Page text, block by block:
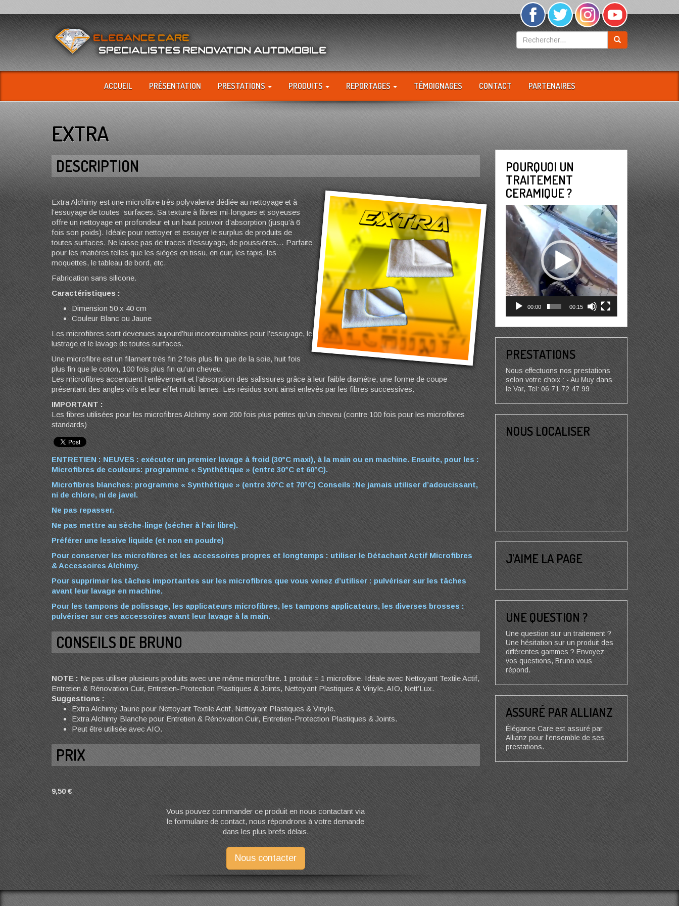
ACCUEIL PRÉSENTATION PRESTATIONS PRODUITS REPORTAGES TÉMOIGNAGES CONTACT PARTENAIRES
EXTRA
DESCRIPTION
Extra Alchimy est une microfibre très polyvalente dédiée au nettoyage et à
l’essuyage de toutes surfaces. Sa texture à fibres mi-longues et soyeuses
offre un nettoyage en profondeur et un haut pouvoir d’absorption (jusqu’à 6
fois son poids). Idéale pour nettoyer et essuyer le surplus de produits de
toutes surfaces. Ne laisse pas de traces d’essuyage, de poussières… Parfaite
pour les matières telles que les sièges en tissu, en cuir, les tapis, les
moquettes, le tableau de bord, etc.
Fabrication sans silicone.
Caractéristiques :
Dimension 50 x 40 cm
Couleur Blanc ou Jaune
Les microfibres sont devenues aujourd’hui incontournables pour l’essuyage, le
lustrage et le lavage de toutes surfaces.
Une microfibre est un filament très fin 2 fois plus fin que de la soie, huit fois
plus fin que le coton, 100 fois plus fin qu’un cheveu.
Les microfibres accentuent l’enlèvement et l’absorption des salissures grâce à leur faible diamètre, une forme de coupe
présentant des angles vifs et leur effet multi-lames. Les résidus sont ainsi enlevés par les fibres successives.
IMPORTANT :
Les fibres utilisées pour les microfibres Alchimy sont 200 fois plus petites qu’un cheveu (contre 100 fois pour les microfibres
standards)
ENTRETIEN : NEUVES :exécuter un premier lavage à froid (30°C maxi), à la main ou en machine.Ensuite, pour les :
Microfibres de couleurs: programme « Synthétique » (entre 30°C et 60°C).
Microfibres blanches: programme « Synthétique » (entre 30°C et 70°C) Conseils :Ne jamais utiliser d’adoucissant,
ni de chlore, ni de javel.
Ne pas repasser.
Ne pas mettre au sèche-linge (sécher à l’air libre).
Préférer une lessive liquide (et non en poudre)
Pour conserver les microfibres et les accessoires propres et longtemps : utiliser le Détachant Actif Microfibres
& Accessoires Alchimy.
Pour supprimer les tâches importantes sur les microfibres que vous venez d’utiliser : pulvériser sur les tâches
avant leur lavage en machine.
Pour les tampons de polissage, les applicateurs microfibres, les tampons applicateurs, les diverses brosses :
pulvériser sur ces accessoires avant leur lavage à la main.
CONSEILS DE BRUNO
NOTE : Ne pas utiliser plusieurs produits avec une même microfibre. 1 produit = 1 microfibre. Idéale avec Nettoyant Textile Actif,
Entretien & Rénovation Cuir, Entretien-Protection Plastiques & Joints, Nettoyant Plastiques & Vinyle, AIO, Nett’Lux.
Suggestions :
Extra Alchimy Jaune pour Nettoyant Textile Actif, Nettoyant Plastiques & Vinyle.
Extra Alchimy Blanche pour Entretien & Rénovation Cuir, Entretien-Protection Plastiques & Joints.
Peut être utilisée avec AIO.
PRIX
9,50 €
Vous pouvez commander ce produit en nous contactant via
le formulaire de contact, nous répondrons à votre demande
dans les plus brefs délais.
Nous contacter
POURQUOI UN
TRAITEMENT
CERAMIQUE ?
Lecteur
vidéo
00:00 00:15
PRESTATIONS
Nous effectuons nos prestations
selon votre choix : - Au Muy dans
le Var, Tel: 06 71 72 47 99
NOUS LOCALISER
J’AIME LA PAGE
UNE QUESTION ?
Une question sur un traitement ?
Une hésitation sur un produit des
différentes gammes ? Envoyez
vos questions, Bruno vous
répond.
ASSURÉ PAR ALLIANZ
Élégance Care est assuré par
Allianz pour l'ensemble de ses
prestations.